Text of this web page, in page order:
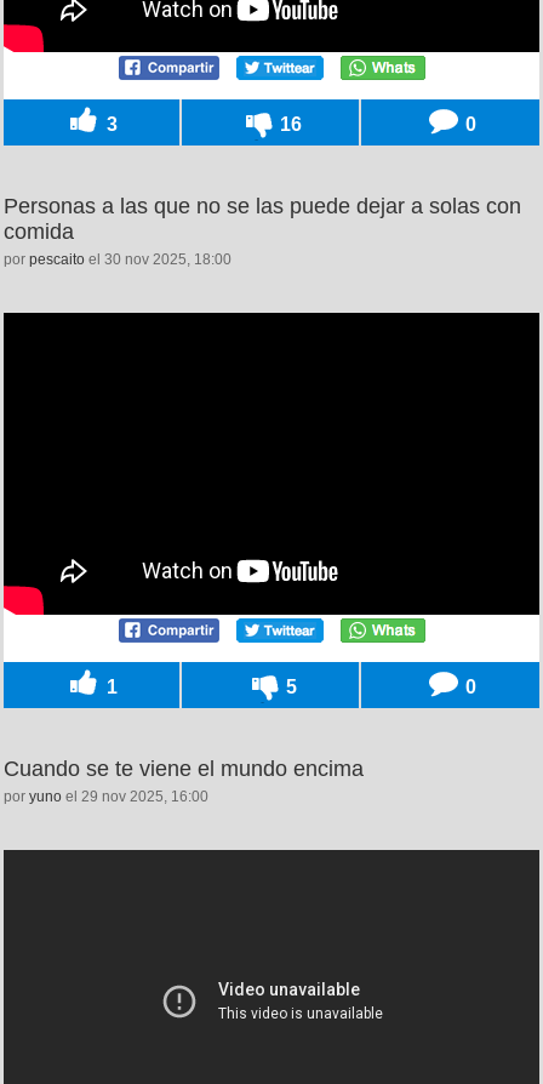
3 16 0
Personas a las que no se las puede dejar a solas con
comida
por pescaito el 30 nov 2025, 18:00
1 5 0
Cuando se te viene el mundo encima
por yuno el 29 nov 2025, 16:00